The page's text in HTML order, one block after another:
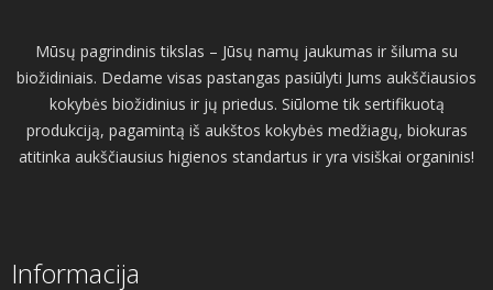
Mūsų pagrindinis tikslas – Jūsų namų jaukumas ir šiluma su
biožidiniais. Dedame visas pastangas pasiūlyti Jums aukščiausios
kokybės biožidinius ir jų priedus. Siūlome tik sertifikuotą
produkciją, pagamintą iš aukštos kokybės medžiagų, biokuras
atitinka aukščiausius higienos standartus ir yra visiškai organinis!
Informacija